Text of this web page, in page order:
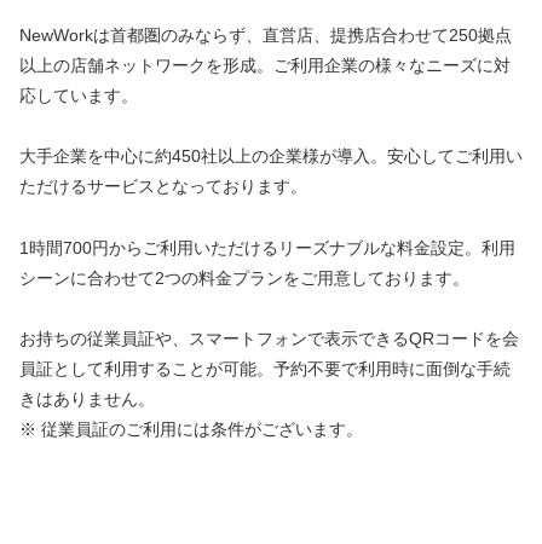
NewWorkは首都圏のみならず、直営店、提携店合わせて250拠点
以上の店舗ネットワークを形成。ご利用企業の様々なニーズに対
応しています。
大手企業を中心に約450社以上の企業様が導入。安心してご利用い
ただけるサービスとなっております。
1時間700円からご利用いただけるリーズナブルな料金設定。利用
シーンに合わせて2つの料金プランをご用意しております。
お持ちの従業員証や、スマートフォンで表示できるQRコードを会
員証として利用することが可能。予約不要で利用時に面倒な手続
きはありません。
※ 従業員証のご利用には条件がございます。